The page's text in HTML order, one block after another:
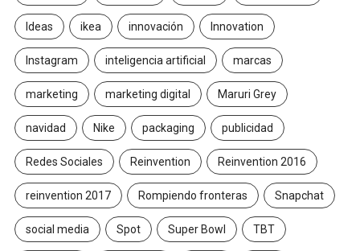
Ideas ikea innovación Innovation
Instagram inteligencia artificial marcas
marketing marketing digital Maruri Grey
navidad Nike packaging publicidad
Redes Sociales Reinvention Reinvention 2016
reinvention 2017 Rompiendo fronteras Snapchat
social media Spot Super Bowl TBT